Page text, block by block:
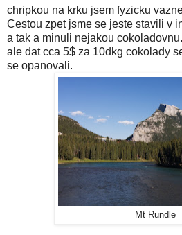
chripkou na krku jsem fyzicku
Cestou zpet jsme se jeste stavili v
a tak a minuli nejakou
ale dat cca 5$ za 10dkg cokolady
se opanovali.
Mt Rundle